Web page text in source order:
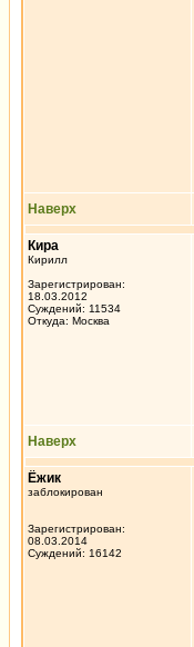
Наверх
Кира
Кирилл
Зарегистрирован:
18.03.2012
Суждений: 11534
Откуда: Москва
Наверх
Ёжик
заблокирован
Зарегистрирован:
08.03.2014
Суждений: 16142